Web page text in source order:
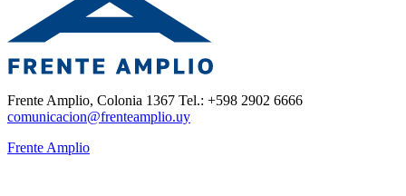
Frente Amplio, Colonia 1367 Tel.: +598 2902 6666
comunicacion@frenteamplio.uy
Frente Amplio